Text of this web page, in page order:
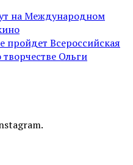
на Международном
пройдет Всероссийская
Ольги